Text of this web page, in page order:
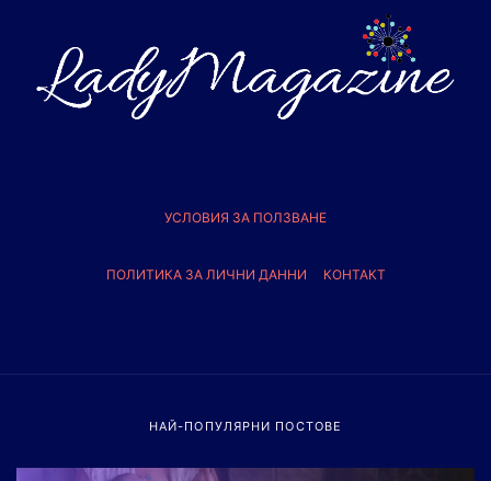
УСЛОВИЯ ЗА ПОЛЗВАНЕ
ПОЛИТИКА ЗА ЛИЧНИ ДАННИ КОНТАКТ
НАЙ-ПОПУЛЯРНИ ПОСТОВЕ